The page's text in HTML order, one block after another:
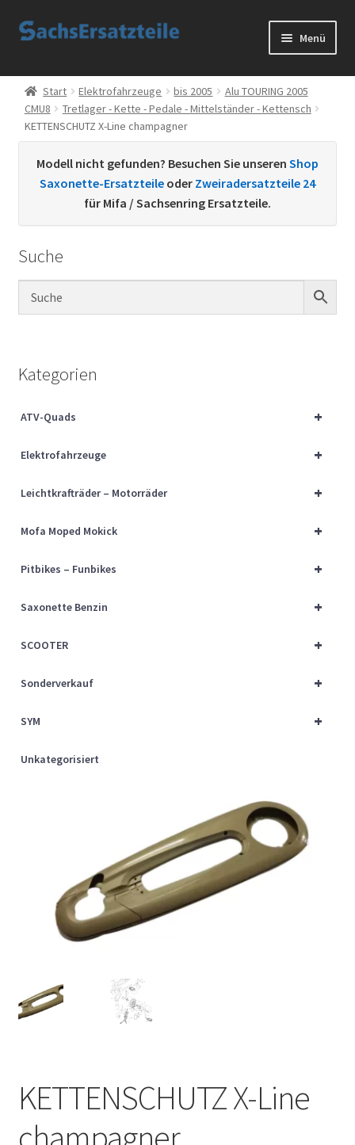
Zur
Zum
Menü
Start
AGB
Datenschutzerklärung
Sachs Ersatzteile
Über uns
Vertrag widerrufen
Widerrufsbelehrung
Cart
Checkout
Start Elektrofahrzeuge bis 2005
Alu TOURING 2005
CMU8
Tretlager - Kette - Pedale - Mittelständer - Kettensch
KETTENSCHUTZ X-Line champagner
Modell nicht gefunden? Besuchen Sie unseren Shop
Saxonette-Ersatzteile oder Zweiradersatzteile 24
für Mifa / Sachsenring Ersatzteile.
Suche
Kategorien
+
ATV-Quads
+
Elektrofahrzeuge
+
Leichtkrafträder – Motorräder
+
Mofa Moped Mokick
+
Pitbikes – Funbikes
+
Saxonette Benzin
+
SCOOTER
+
Sonderverkauf
+
SYM
Unkategorisiert
KETTENSCHUTZ X-Line